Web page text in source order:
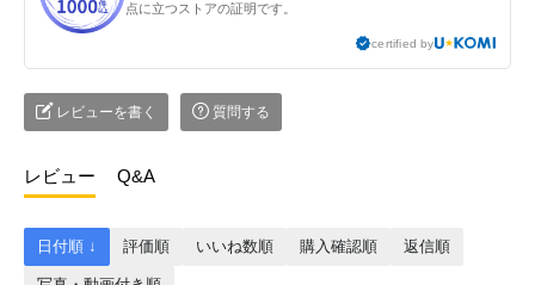
点に立つストアの証明です。
certified by
レビューを書く 質問する
レビュー Q&A
日付順 ↓ 評価順 いいね数順 購入確認順 返信順